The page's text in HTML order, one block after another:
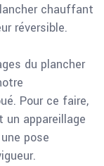
chauffant
réversible.
du plancher
Pour ce faire,
appareillage
pose